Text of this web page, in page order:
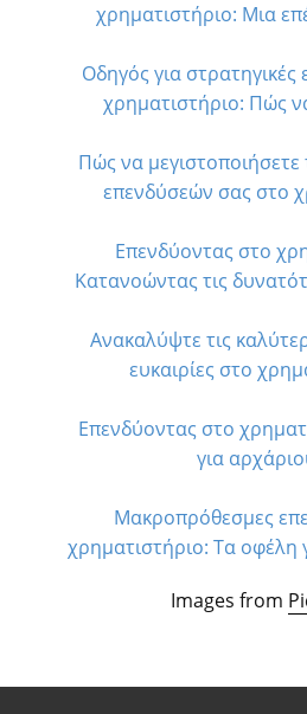
χρηματιστήριο: Μια
Οδηγός για
χρηματιστήριο: Πώς
Πώς να
επενδύσεών σας στο
Επενδύοντας στο
Κατανοώντας τις
Ανακαλύψτε τις
ευκαιρίες στο
Επενδύοντας στο
για
Μακροπρόθεσμες
χρηματιστήριο: Τα οφέλη
Images from